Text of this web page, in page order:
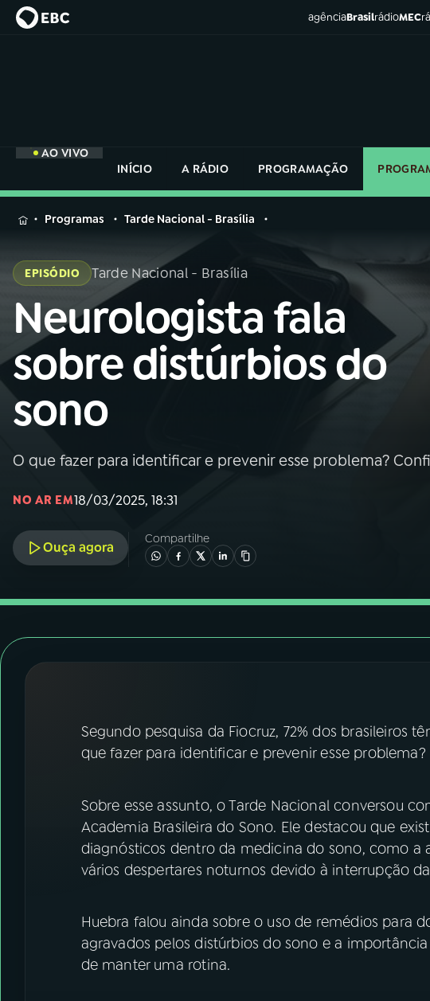
agênciaBrasilrádioMEC
AO VIVO
INÍCIO
A RÁDIO PROGRAMAÇÃO
MENU
Buscar
na
Rádio
Nacional
AO VIVO
01INÍCIO
02A RÁDIO
03PROGRAMAÇÃO
PROGRAMAS
ACOMPANHE A RÁDIO NACIONAL
YouTube Facebook
na
Rádio
Programas Tarde Nacional - Brasília
EPISÓDIO Tarde Nacional - Brasília
Neurologista fala
sobre distúrbios do
sono
O que fazer para identificar e prevenir esse problema?
NO AR EM18/03/2025, 18:31
Ouça agora
Compartilhe
Segundo pesquisa da Fiocruz, 72% dos brasileiros
que fazer para identificar e prevenir esse problema?
Sobre esse assunto, o Tarde Nacional conversou
Academia Brasileira do Sono. Ele destacou que
diagnósticos dentro da medicina do sono, como a
vários despertares noturnos devido à interrupção
Huebra falou ainda sobre o uso de remédios para
agravados pelos distúrbios do sono e a
de manter uma rotina.